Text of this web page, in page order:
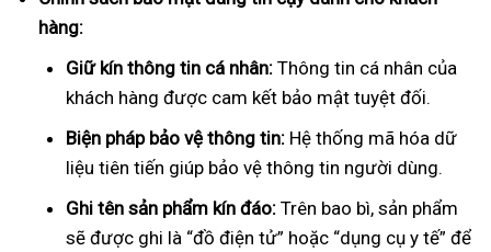
hàng:
Giữ kín thông tin cá nhân: Thông tin cá nhân của
khách hàng được cam kết bảo mật tuyệt đối.
Biện pháp bảo vệ thông tin: Hệ thống mã hóa dữ
liệu tiên tiến giúp bảo vệ thông tin người dùng.
Ghi tên sản phẩm kín đáo: Trên bao bì, sản phẩm
sẽ được ghi là “đồ điện tử” hoặc “dụng cụ y tế” để